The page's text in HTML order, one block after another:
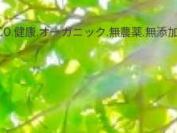
健康.オーガニック.無農薬.無